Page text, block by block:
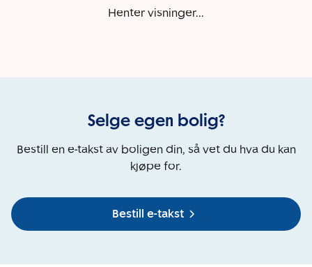
Henter visninger...
Selge egen bolig?
Bestill en e-takst av boligen din, så vet du hva du kan
kjøpe for.
Bestill e-takst